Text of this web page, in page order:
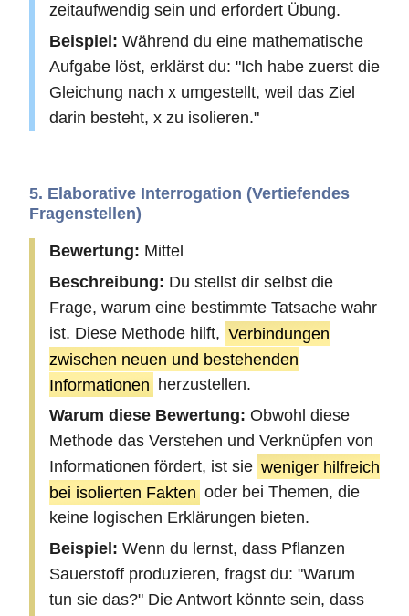
zeitaufwendig sein und erfordert Übung.
Beispiel: Während du eine mathematische
Aufgabe löst, erklärst du: "Ich habe zuerst die
Gleichung nach x umgestellt, weil das Ziel
darin besteht, x zu isolieren."
5. Elaborative Interrogation (Vertiefendes
Fragenstellen)
Bewertung: Mittel
Beschreibung: Du stellst dir selbst die
Frage, warum eine bestimmte Tatsache wahr
ist. Diese Methode hilft, Verbindungen
zwischen neuen und bestehenden
Informationen herzustellen.
Warum diese Bewertung: Obwohl diese
Methode das Verstehen und Verknüpfen von
Informationen fördert, ist sie weniger hilfreich
bei isolierten Fakten oder bei Themen, die
keine logischen Erklärungen bieten.
Beispiel: Wenn du lernst, dass Pflanzen
Sauerstoff produzieren, fragst du: "Warum
tun sie das?" Die Antwort könnte sein, dass